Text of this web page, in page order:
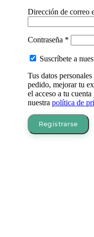
Dirección de correo
Contraseña *
Suscríbete a
Tus datos
pedido, mejorar tu
el acceso a tu
nuestra política de
Registrarse